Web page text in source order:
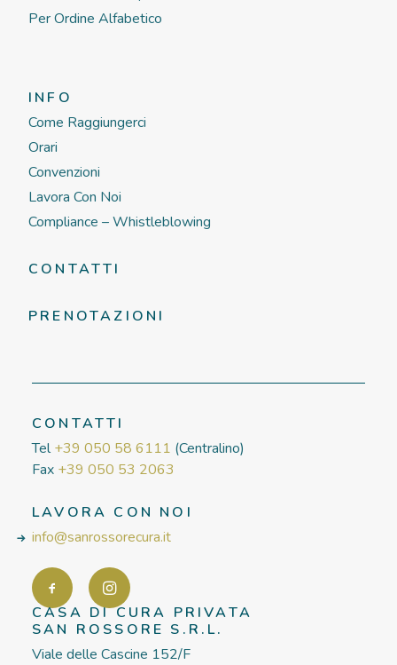
Per Ordine Alfabetico
INFO
Come Raggiungerci
Orari
Convenzioni
Lavora Con Noi
Compliance – Whistleblowing
CONTATTI
PRENOTAZIONI
CONTATTI
Tel+39 050 58 6111 (Centralino)
Fax +39 050 53 2063
LAVORA CON NOI
info@sanrossorecura.it
CASA DI CURA PRIVATA
SAN ROSSORE S.R.L.
Viale delle Cascine 152/F